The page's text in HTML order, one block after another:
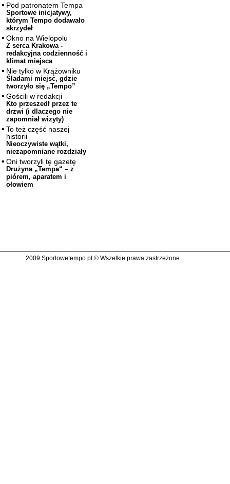
Pod patronatem Tempa
Sportowe inicjatywy,
którym Tempo dodawało
skrzydeł
Okno na Wielopolu
Z serca Krakowa -
redakcyjna codzienność i
klimat miejsca
Nie tylko w Krążowniku
Śladami miejsc, gdzie
tworzyło się „Tempo”
Gościli w redakcji
Kto przeszedł przez te
drzwi (i dlaczego nie
zapomniał wizyty)
To też część naszej
historii
Nieoczywiste wątki,
niezapomniane rozdziały
Oni tworzyli tę gazetę
Drużyna „Tempa“ – z
piórem, aparatem i
ołowiem
2009 Sportowetempo.pl © Wszelkie prawa zastrzeżone